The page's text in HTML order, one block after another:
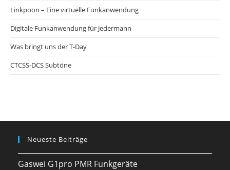
Linkpoon – Eine virtuelle Funkanwendung
Digitale Funkanwendung für Jedermann
Was bringt uns der T-Day
CTCSS-DCS Subtöne
Neueste Beiträge
Gaswei G1pro PMR Funkgeräte